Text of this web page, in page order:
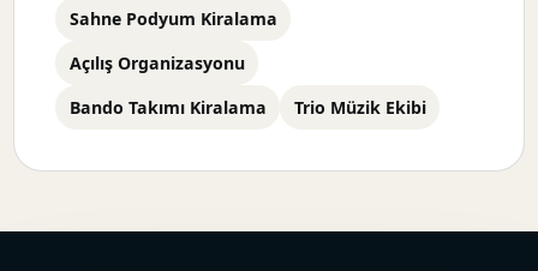
Sahne Podyum Kiralama
Açılış Organizasyonu
Bando Takımı Kiralama
Trio Müzik Ekibi